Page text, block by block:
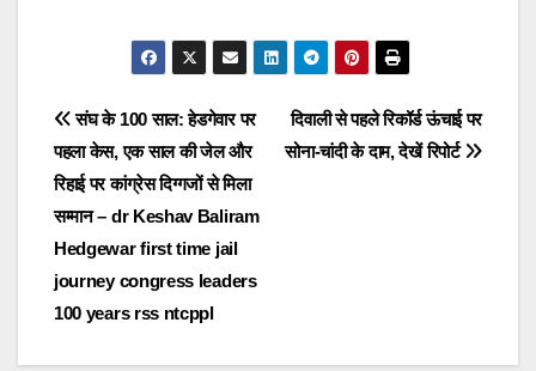
Post
navigation
दिवाली से पहले रिकॉर्ड ऊंचाई पर
सोना-चांदी के दाम, देखें रिपोर्ट
संघ के 100 साल: हेडगेवार पर
पहला केस, एक साल की जेल और
रिहाई पर कांग्रेस दिग्गजों से मिला
सम्मान – dr Keshav Baliram
Hedgewar first time jail
journey congress leaders
100 years rss ntcppl